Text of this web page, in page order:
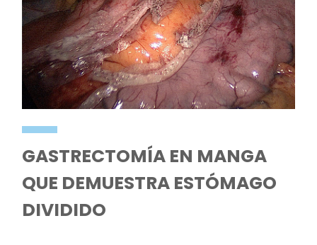
GASTRECTOMÍA EN MANGA
QUE DEMUESTRA ESTÓMAGO
DIVIDIDO